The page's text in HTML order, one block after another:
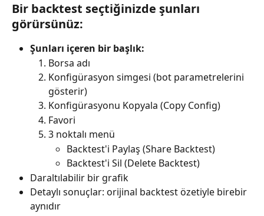
Bir backtest seçtiğinizde şunları
görürsünüz:
Şunları içeren bir başlık:
Borsa adı
Konfigürasyon simgesi (bot parametrelerini
gösterir)
Konfigürasyonu Kopyala (Copy Config)
Favori
3 noktalı menü
Backtest'i Paylaş (Share Backtest)
Backtest'i Sil (Delete Backtest)
Daraltılabilir bir grafik
Detaylı sonuçlar: orijinal backtest özetiyle birebir
aynıdır